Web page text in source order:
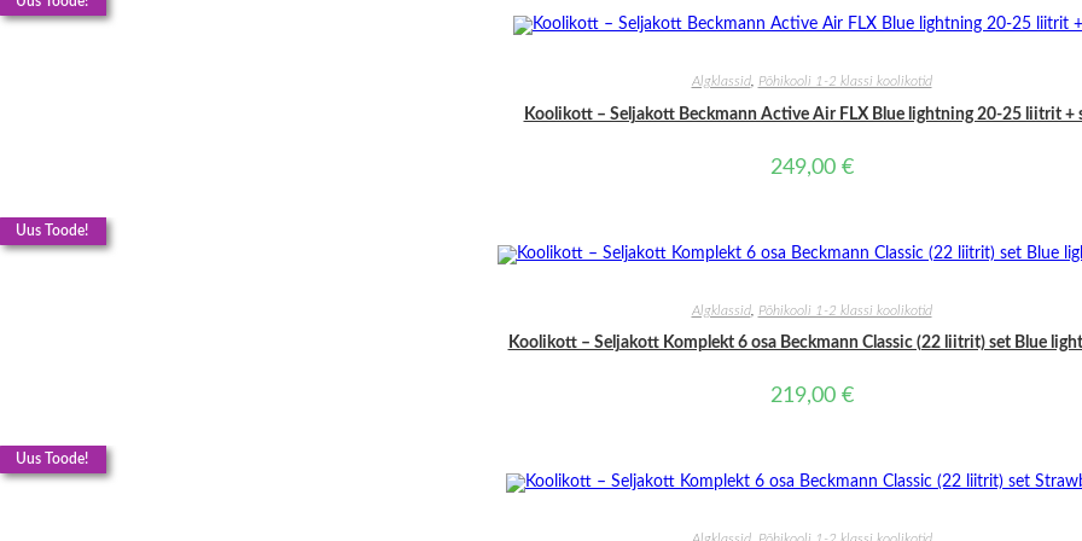
Algklassid, Põhikooli 1-2 klassi koolikotid
Koolikott – Seljakott Beckmann Active Air FLX Blue lightning 20-25 liitrit +
249,00 €
Uus Toode!
Algklassid, Põhikooli 1-2 klassi koolikotid
Koolikott – Seljakott Komplekt 6 osa Beckmann Classic (22 liitrit) set Blue
219,00 €
Uus Toode!